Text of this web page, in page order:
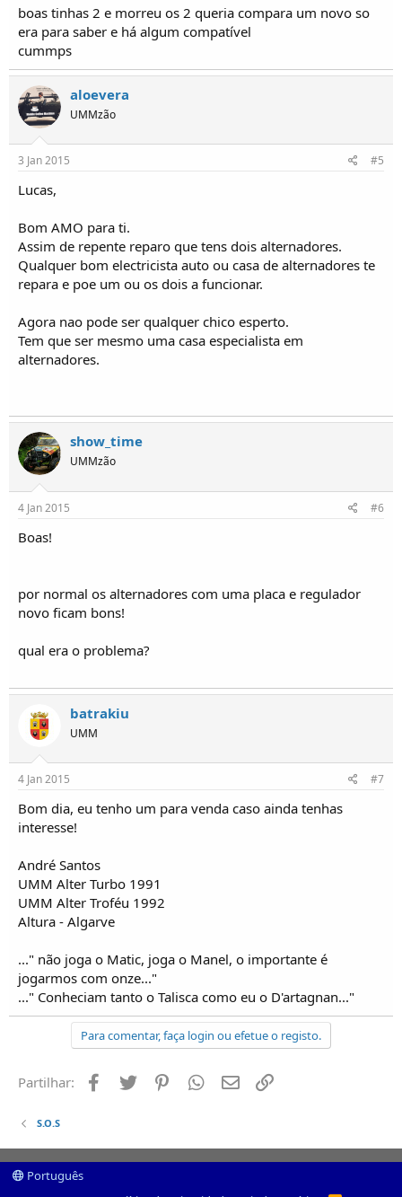
boas tinhas 2 e morreu os 2 queria compara um novo so
era para saber e há algum compatível
cummps
aloevera
UMMzão
3 Jan 2015 #5
Lucas,
Bom AMO para ti.
Assim de repente reparo que tens dois alternadores.
Qualquer bom electricista auto ou casa de alternadores te
repara e poe um ou os dois a funcionar.
Agora nao pode ser qualquer chico esperto.
Tem que ser mesmo uma casa especialista em
alternadores.
show_time
UMMzão
4 Jan 2015 #6
Boas!
por normal os alternadores com uma placa e regulador
novo ficam bons!
qual era o problema?
batrakiu
UMM
4 Jan 2015 #7
Bom dia, eu tenho um para venda caso ainda tenhas
interesse!
André Santos
UMM Alter Turbo 1991
UMM Alter Troféu 1992
Altura - Algarve
..." não joga o Matic, joga o Manel, o importante é
jogarmos com onze..."
..." Conheciam tanto o Talisca como eu o D'artagnan..."
Para comentar, faça login ou efetue o registo.
Partilhar: Facebook
Twitter PinterestWhatsapp
Email
S.O.S
Português